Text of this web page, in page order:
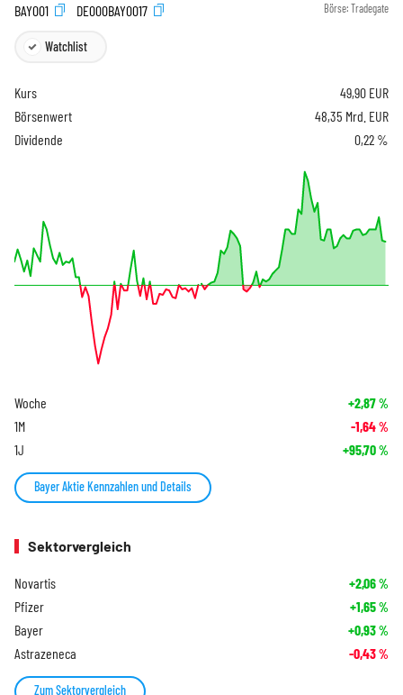
BAY001
DE000BAY0017 Börse: Tradegate
Watchlist
Kurs 49,90 EUR
Börsenwert
48,35 Mrd. EUR
Dividende
0,22 %
Woche +2,87%
1M -1,64%
1J +95,70%
Bayer Aktie Kennzahlen und Details
Sektorvergleich
Novartis +2,06%
Pfizer +1,65%
Bayer +0,93%
Astrazeneca -0,43%
Zum Sektorvergleich